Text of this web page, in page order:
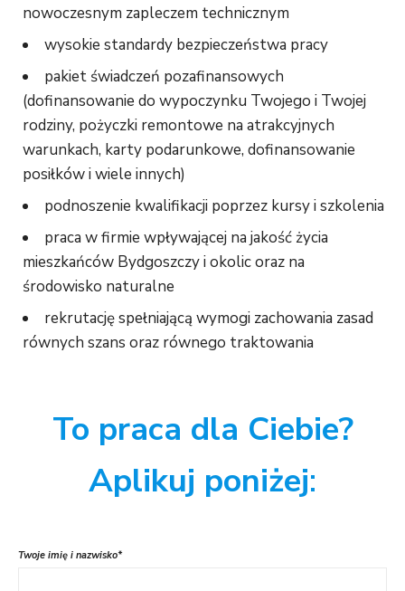
nowoczesnym zapleczem technicznym
wysokie standardy bezpieczeństwa pracy
pakiet świadczeń pozafinansowych
(dofinansowanie do wypoczynku Twojego i Twojej
rodziny, pożyczki remontowe na atrakcyjnych
warunkach, karty podarunkowe, dofinansowanie
posiłków i wiele innych)
podnoszenie kwalifikacji poprzez kursy i szkolenia
praca w firmie wpływającej na jakość życia
mieszkańców Bydgoszczy i okolic oraz na
środowisko naturalne
rekrutację spełniającą wymogi zachowania zasad
równych szans oraz równego traktowania
To praca dla Ciebie?
Aplikuj poniżej:
Twoje imię i nazwisko*